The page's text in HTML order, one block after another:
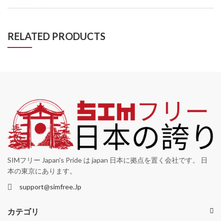
RELATED PRODUCTS
SIMフリー Japan's Pride は japan 日本に拠点を置く会社です。 日
本の東京にあります。
support@simfree.Jp
カテゴリ